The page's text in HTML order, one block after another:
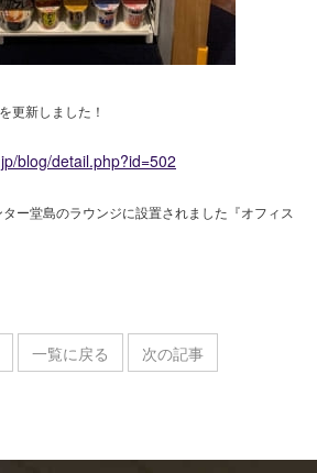
更新しました！
blog/detail.php?id=502
ー堂島のラウンジに設置されました『オフィス
一覧に戻る 次の記事